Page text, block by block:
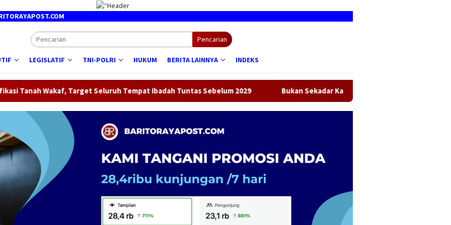
Pencarian
LEGISLATIF TNI-POLRI HUKUM BERITA LAINNYA INDEKS
Target Seluruh Tempat Ibadah Tuntas Sebelum 2029 Bukan Sekadar Kartu Pers, Kompetensi dan Etika Jadi Fondasi